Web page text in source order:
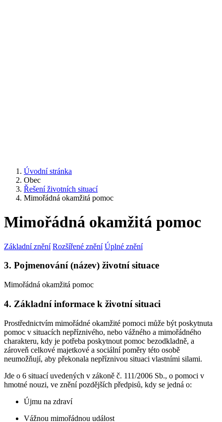
Úvodní stránka
Obec
Řešení životních situací
Mimořádná okamžitá pomoc
Mimořádná okamžitá pomoc
Základní znění Rozšířené znění Úplné znění
3. Pojmenování (název) životní situace
Mimořádná okamžitá pomoc
4. Základní informace k životní situaci
Prostřednictvím mimořádné okamžité pomoci může být poskytnuta
pomoc v situacích nepříznivého, nebo vážného a mimořádného
charakteru, kdy je potřeba poskytnout pomoc bezodkladně, a
zároveň celkové majetkové a sociální poměry této osobě
neumožňují, aby překonala nepříznivou situaci vlastními silami.
Jde o 6 situací uvedených v zákoně č. 111/2006 Sb., o pomoci v
hmotné nouzi, ve znění pozdějších předpisů, kdy se jedná o:
Újmu na zdraví
Vážnou mimořádnou událost